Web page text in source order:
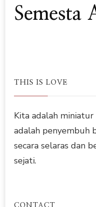
Semesta
THIS IS LOVE
Kita adalah
adalah penyembuh
secara selaras dan
sejati.
CONTACT